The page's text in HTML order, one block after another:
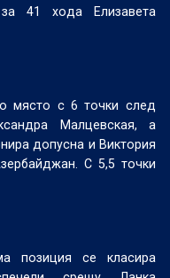
41 хода Елизавета
място с 6 точки след
Малцевская, а
допусна и Виктория
С 5,5 точки
позиция се класира